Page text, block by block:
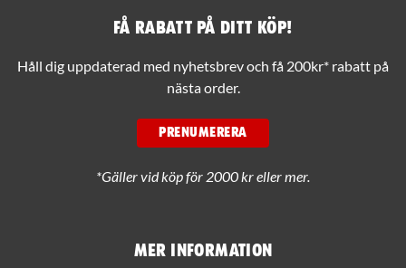
Mer information
Få rabatt på ditt köp!
Håll dig uppdaterad med nyhetsbrev och få 200kr* rabatt på
nästa order.
PRENUMERERA
*Gäller vid köp för 2000 kr eller mer.